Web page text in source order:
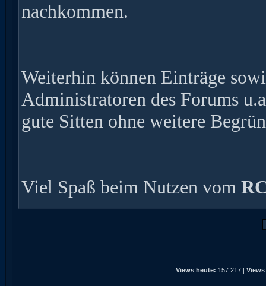
nachkommen.
Weiterhin können Einträge
Administratoren des Forums
gute Sitten ohne weitere
Viel Spaß beim Nutzen vom
Views heute: 157.217 |